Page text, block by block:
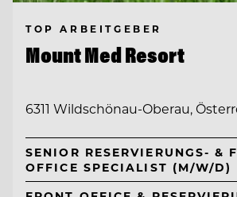
TOP ARBEITGEBER
Mount Med Resort
6311 Wildschönau-Oberau,
SENIOR RESERVIERUNGS- &
OFFICE SPECIALIST (M/W/D)